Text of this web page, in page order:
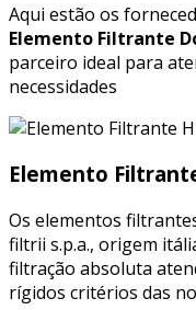
Aqui estão os
Elemento Filtrante
parceiro ideal para
necessidades
Elemento
Os elementos
filtrii s.p.a., origem
filtração absoluta
rígidos critérios das